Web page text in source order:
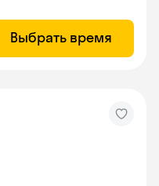
Выбрать время